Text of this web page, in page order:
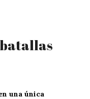
una única